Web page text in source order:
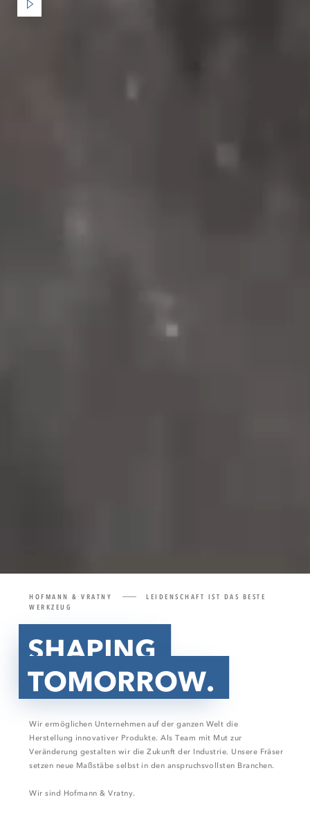
HOFMANN & VRATNY
LEIDENSCHAFT IST DAS BESTE
WERKZEUG
SHAPING
TOMORROW.
Wir ermöglichen Unternehmen auf der ganzen Welt die
Herstellung innovativer Produkte. Als Team mit Mut zur
Veränderung gestalten wir die Zukunft der Industrie. Unsere Fräser
setzen neue Maßstäbe selbst in den anspruchsvollsten Branchen.
Wir sind Hofmann & Vratny.